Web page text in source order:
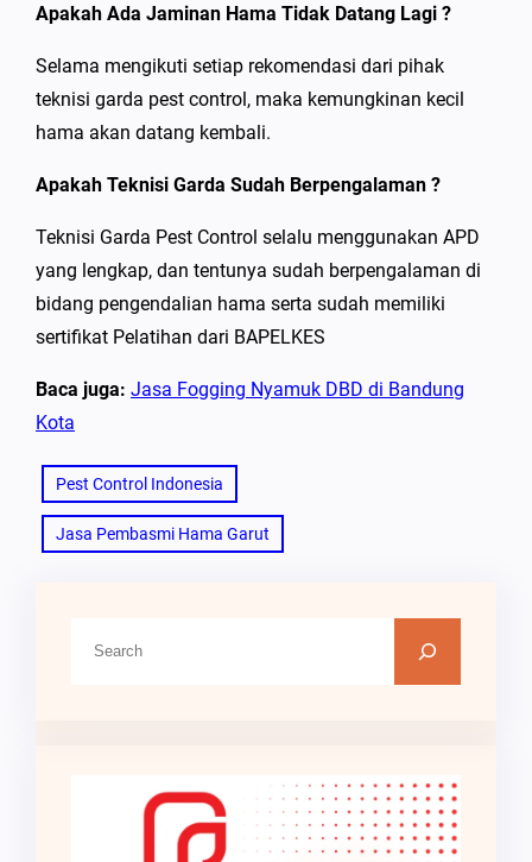
Apakah Ada Jaminan Hama Tidak Datang Lagi ?
Selama mengikuti setiap rekomendasi dari pihak
teknisi garda pest control, maka kemungkinan kecil
hama akan datang kembali.
Apakah Teknisi Garda Sudah Berpengalaman ?
Teknisi Garda Pest Control selalu menggunakan APD
yang lengkap, dan tentunya sudah berpengalaman di
bidang pengendalian hama serta sudah memiliki
sertifikat Pelatihan dari BAPELKES
Baca juga: Jasa Fogging Nyamuk DBD di Bandung
Kota
Pest Control Indonesia
Jasa Pembasmi Hama Garut